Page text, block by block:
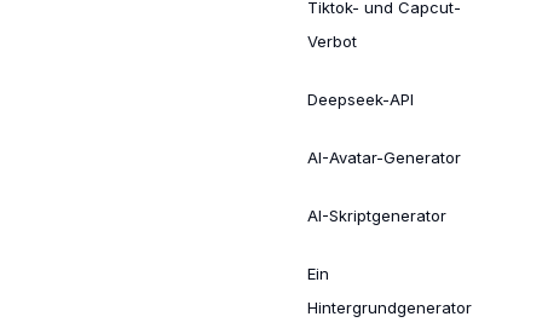
Tiktok- und Capcut-
Verbot
Deepseek-API
AI-Avatar-Generator
AI-Skriptgenerator
Ein
Hintergrundgenerator